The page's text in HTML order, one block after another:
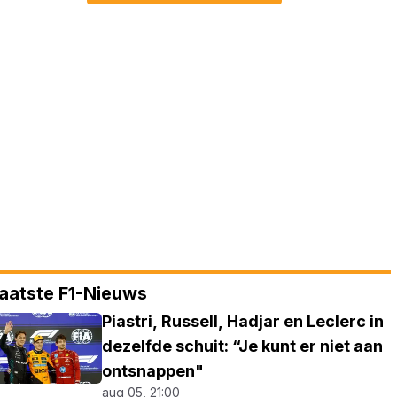
F1-Nieuws
Piastri, Russell, Hadjar en Leclerc in
dezelfde schuit: “Je kunt er niet aan
ontsnappen"
aug 05, 21:00